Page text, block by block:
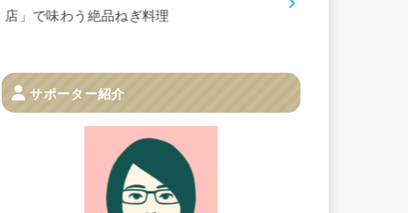
店」で味わう絶品ねぎ料理
サポーター紹介